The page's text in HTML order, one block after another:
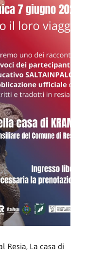
Resia, La casa di